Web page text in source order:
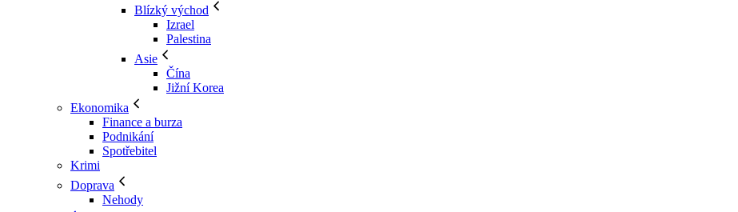
Blízký východ
Izrael
Palestina
Asie
Čína
Jižní Korea
Ekonomika
Finance a burza
Podnikání
Spotřebitel
Krimi
Doprava
Nehody